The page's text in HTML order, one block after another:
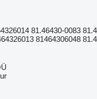
81.46430-0083
81464306048